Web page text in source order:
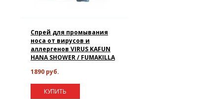
Спрей для промывания
носа от вирусов и
аллергенов VIRUS KAFUN
HANA SHOWER / FUMAKILLA
1890 руб.
КУПИТЬ